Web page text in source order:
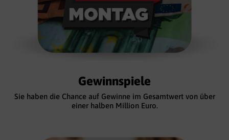
Gewinnspiele
Sie haben die Chance auf Gewinne im Gesamtwert von über
einer halben Million Euro.